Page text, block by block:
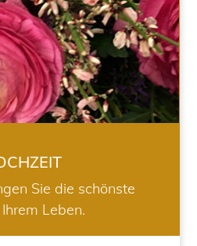
Sie die schönste
Leben.